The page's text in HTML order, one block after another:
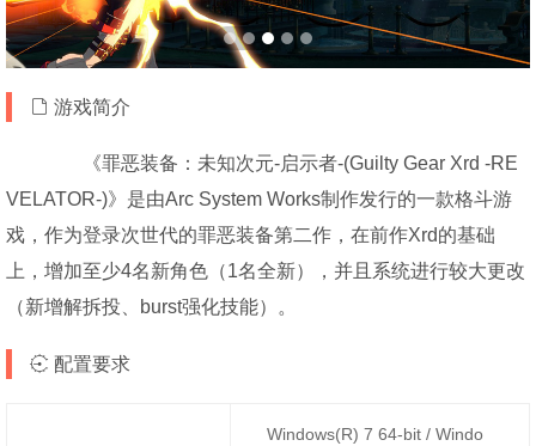
游戏简介
《罪恶装备：未知次元-启示者-(Guilty Gear Xrd -RE
VELATOR-)》是由Arc System Works制作发行的一款格斗游
戏，作为登录次世代的罪恶装备第二作，在前作Xrd的基础
上，增加至少4名新角色（1名全新），并且系统进行较大更改
（新增解拆投、burst强化技能）。
配置要求
Windows(R) 7 64-bit / Windo